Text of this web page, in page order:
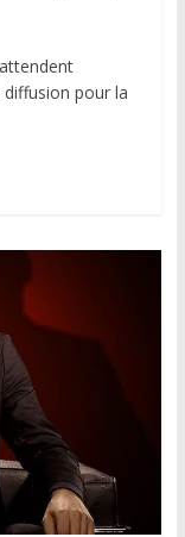
diffusion pour la